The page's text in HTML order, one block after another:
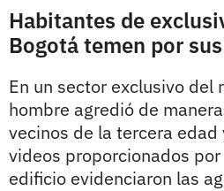
Habitantes de
Bogotá temen por
En un sector exclusivo del
hombre agredió de
vecinos de la tercera
videos proporcionados
edificio evidenciaron las